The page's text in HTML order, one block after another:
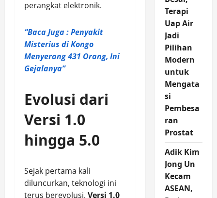
perangkat elektronik.
“Baca Juga : Penyakit
Misterius di Kongo
Menyerang 431 Orang, Ini
Gejalanya”
Evolusi dari
Versi 1.0
hingga 5.0
Sejak pertama kali
diluncurkan, teknologi ini
terus berevolusi. Versi 1.0
Terapi
Uap Air
Jadi
Pilihan
Modern
untuk
Mengata
si
Pembesa
ran
Prostat
Adik Kim
Jong Un
Kecam
ASEAN,